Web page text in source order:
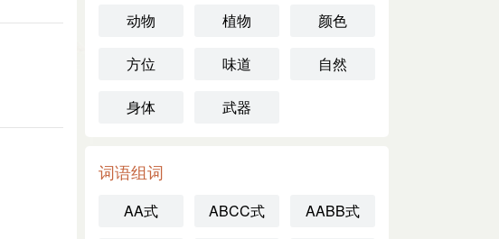
动物 植物 颜色
方位 味道 自然
身体 武器
词语组词
AA式 ABCC式 AABB式